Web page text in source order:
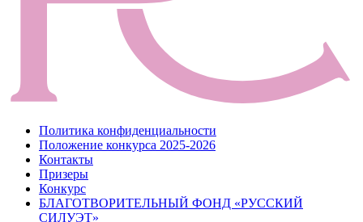
Политика конфиденциальности
Положение конкурса 2025-2026
Контакты
Призеры
Конкурс
БЛАГОТВОРИТЕЛЬНЫЙ ФОНД «РУССКИЙ
СИЛУЭТ»